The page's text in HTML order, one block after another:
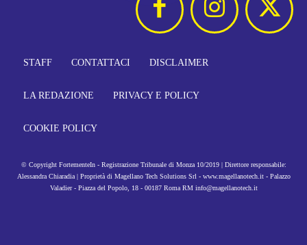
STAFF CONTATTACI DISCLAIMER
LA REDAZIONE PRIVACY E POLICY
COOKIE POLICY
© Copyright FortementeIn - Registrazione Tribunale di Monza 10/2019 | Direttore responsabile:
Alessandra Chiaradia | Proprietà di Magellano Tech Solutions Srl - www.magellanotech.it - Palazzo
Valadier - Piazza del Popolo, 18 - 00187 Roma RM info@magellanotech.it